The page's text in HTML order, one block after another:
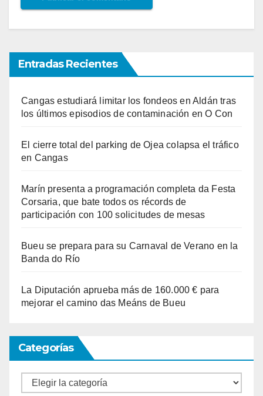
Entradas Recientes
Cangas estudiará limitar los fondeos en Aldán tras
los últimos episodios de contaminación en O Con
El cierre total del parking de Ojea colapsa el tráfico
en Cangas
Marín presenta a programación completa da Festa
Corsaria, que bate todos os récords de
participación con 100 solicitudes de mesas
Bueu se prepara para su Carnaval de Verano en la
Banda do Río
La Diputación aprueba más de 160.000 € para
mejorar el camino das Meáns de Bueu
Categorías
Categorías